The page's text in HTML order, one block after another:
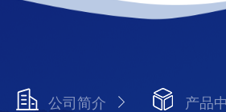
公司简介 产品